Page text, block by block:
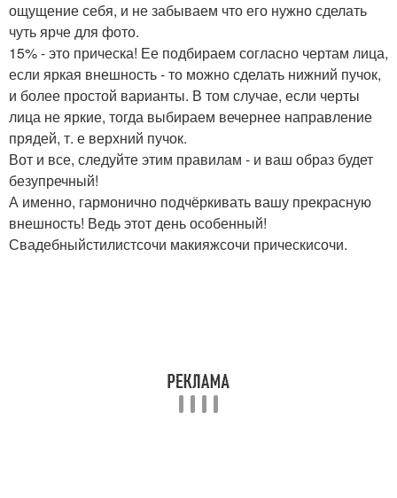
ощущение себя, и не забываем что его нужно сделать
чуть ярче для фото.
15% - это прическа! Ее подбираем согласно чертам лица,
если яркая внешность - то можно сделать нижний пучок,
и более простой варианты. В том случае, если черты
лица не яркие, тогда выбираем вечернее направление
прядей, т. е верхний пучок.
Вот и все, следуйте этим правилам - и ваш образ будет
безупречный!
А именно, гармонично подчёркивать вашу прекрасную
внешность! Ведь этот день особенный!
Свадебныйстилистсочи макияжсочи прическисочи.